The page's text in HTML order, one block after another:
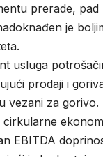
prerade, pad
je
usluga
prodaji i
vezani za gorivo.
cirkularne
EBITDA